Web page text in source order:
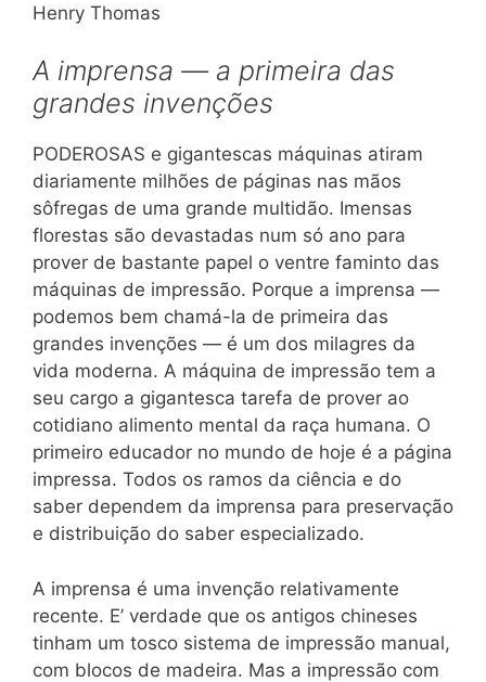
Henry Thomas
A imprensa — a primeira das
grandes invenções
PODEROSAS e gigantescas máquinas atiram
diariamente milhões de páginas nas mãos
sôfregas de uma grande multidão. Imensas
florestas são devastadas num só ano para
prover de bastante papel o ventre faminto das
máquinas de impressão. Porque a imprensa —
podemos bem chamá-la de primeira das
grandes invenções — é um dos milagres da
vida moderna. A máquina de impressão tem a
seu cargo a gigantesca tarefa de prover ao
cotidiano alimento mental da raça humana. O
primeiro educador no mundo de hoje é a página
impressa. Todos os ramos da ciência e do
saber dependem da imprensa para preservação
e distribuição do saber especializado.
A imprensa é uma invenção relativamente
recente. E’ verdade que os antigos chineses
tinham um tosco sistema de impressão manual,
com blocos de madeira. Mas a impressão com